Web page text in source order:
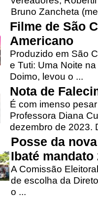
Bruno Zancheta
Filme de São
Americano
Produzido em São
e Tuti: Uma Noite
Doimo, levou o ...
Nota de
É com imenso
Professora Diana
dezembro de 2023.
Posse da
Ibaté mandato
A Comissão
de escolha da
o ...